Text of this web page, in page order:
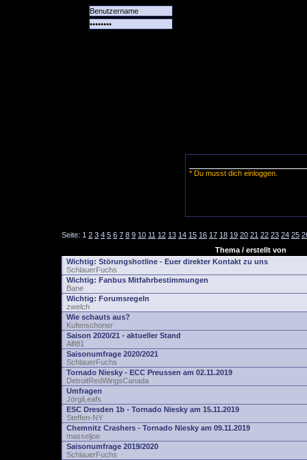
* Du musst dich einloggen.
Seite: 1 2 3 4 5 6 7 8 9 10 11 12 13 14 15 16 17 18 19 20 21 22 23 24 25
Thema / erstellt von
Wichtig: Störungshotline - Euer direkter Kontakt zu uns
SchlauerFuchs
Wichtig: Fanbus Mitfahrbestimmungen
Bane
Wichtig: Forumsregeln
zwelch
Wie schauts aus?
Kufenschoner
Saison 2020/21 - aktueller Stand
Alfi81
Saisonumfrage 2020/2021
SchlauerFuchs
Tornado Niesky - ECC Preussen am 02.11.2019
DetroitRedWingsCanada
Umfragen
JörgiLeafs
ESC Dresden 1b - Tornado Niesky am 15.11.2019
Steffen-NY
Chemnitz Crashers - Tornado Niesky am 09.11.2019
masseljoe
Saisonumfrage 2019/2020
SchlauerFuchs